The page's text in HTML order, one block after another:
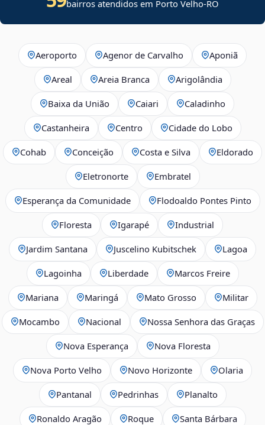
bairros atendidos em Porto Velho-RO
Aeroporto Agenor de Carvalho Aponiã
Areal Areia Branca Arigolândia
Baixa da União Caiari Caladinho
Castanheira Centro Cidade do Lobo
Cohab Conceição Costa e Silva Eldorado
Eletronorte Embratel
Esperança da Comunidade Flodoaldo Pontes Pinto
Floresta Igarapé Industrial
Jardim Santana Juscelino Kubitschek Lagoa
Lagoinha Liberdade Marcos Freire
Mariana Maringá Mato Grosso Militar
Mocambo Nacional Nossa Senhora das Graças
Nova Esperança Nova Floresta
Nova Porto Velho Novo Horizonte Olaria
Pantanal Pedrinhas Planalto
Ronaldo Aragão Roque Santa Bárbara